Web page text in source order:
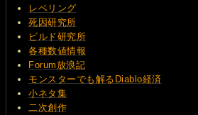
レベリング
死因研究所
ビルド研究所
各種数値情報
Forum放浪記
モンスターでも解るDiablo経済
小ネタ集
二次創作